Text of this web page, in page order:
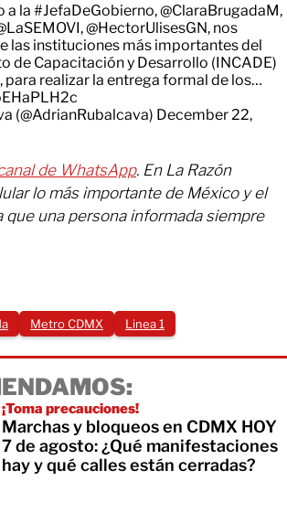
a la #JefaDeGobierno,@ClaraBrugadaM,
,@HectorUlisesGN, nos
las instituciones más importantes del
de Capacitación y Desarrollo (INCADE)
, para realizar la entrega formal de los…
(@AdrianRubalcava) December 22,
de WhatsApp. En La Razón
lo más importante de México y el
que una persona informada siempre
Metro CDMX Linea 1
¡Toma precauciones!
Marchas y bloqueos en CDMX HOY
7 de agosto: ¿Qué manifestaciones
hay y qué calles están cerradas?